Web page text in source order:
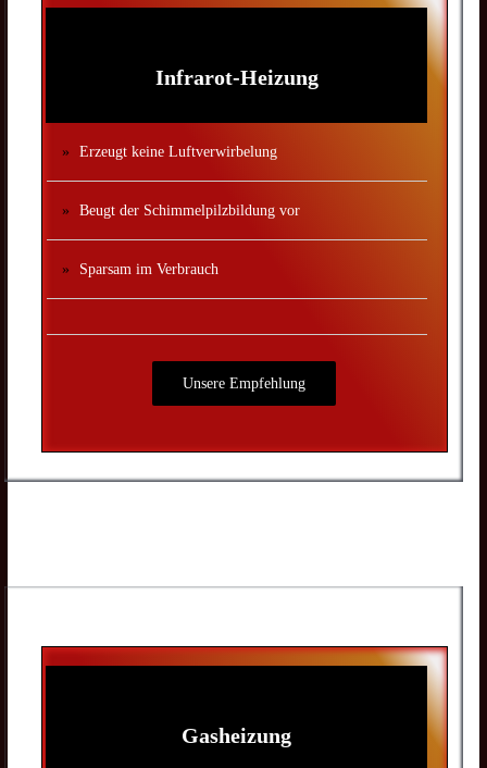
Infrarot-Heizung
Erzeugt keine Luftverwirbelung
Beugt der Schimmelpilzbildung vor
Sparsam im Verbrauch
Unsere Empfehlung
Gasheizung